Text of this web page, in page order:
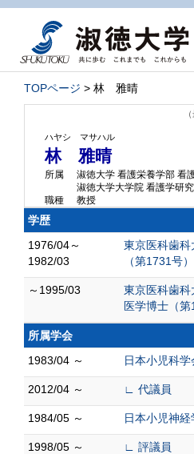
TOPページ > 林 雅晴
ハヤシ マサハル
林 雅晴
所属
淑徳大学 看護栄養学部 看
淑徳大学大学院 看護学研
職種
教授
学歴
1976/04～
1982/03
東京医科歯
（第1731号）
～1995/03
東京医科歯科
医学博士（第
所属学会
1983/04 ～
日本小児科学
2012/04 ～ ∟ 代議員
1984/05 ～ 日本小児神経
1998/05 ～ ∟ 評議員